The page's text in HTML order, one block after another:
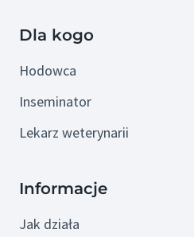
Dla kogo
Hodowca
Inseminator
Lekarz weterynarii
Informacje
Jak działa